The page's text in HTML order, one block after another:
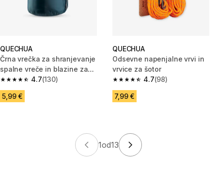
QUECHUA
Črna vrečka za shranjevanje
spalne vreče in blazine za
kampiranje4.7
4.7 od 5 zvezdic from 130 ocene
(130)
5,99 €
QUECHUA
Odsevne napenjalne vrvi in
vrvice za šotor
4.7
4.7 od 5 zvezdic from 98 ocene
(98)
7,99 €
1od13